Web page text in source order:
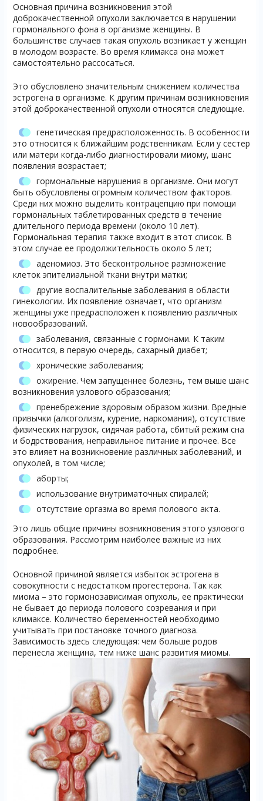
Основная причина возникновения этой
доброкачественной опухоли заключается в нарушении
гормонального фона в организме женщины. В
большинстве случаев такая опухоль возникает у женщин
в молодом возрасте. Во время климакса она может
самостоятельно рассосаться.
Это обусловлено значительным снижением количества
эстрогена в организме. К другим причинам возникновения
этой доброкачественной опухоли относятся следующие.
генетическая предрасположенность. В особенности
это относится к ближайшим родственникам. Если у сестер
или матери когда-либо диагностировали миому, шанс
появления возрастает;
гормональные нарушения в организме. Они могут
быть обусловлены огромным количеством факторов.
Среди них можно выделить контрацепцию при помощи
гормональных таблетированных средств в течение
длительного периода времени (около 10 лет).
Гормональная терапия также входит в этот список. В
этом случае ее продолжительность около 5 лет;
аденомиоз. Это бесконтрольное размножение
клеток эпителиальной ткани внутри матки;
другие воспалительные заболевания в области
гинекологии. Их появление означает, что организм
женщины уже предрасположен к появлению различных
новообразований.
заболевания, связанные с гормонами. К таким
относится, в первую очередь, сахарный диабет;
хронические заболевания;
ожирение. Чем запущеннее болезнь, тем выше шанс
возникновения узлового образования;
пренебрежение здоровым образом жизни. Вредные
привычки (алкоголизм, курение, наркомания), отсутствие
физических нагрузок, сидячая работа, сбитый режим сна
и бодрствования, неправильное питание и прочее. Все
это влияет на возникновение различных заболеваний, и
опухолей, в том числе;
аборты;
использование внутриматочных спиралей;
отсутствие оргазма во время полового акта.
Это лишь общие причины возникновения этого узлового
образования. Рассмотрим наиболее важные из них
подробнее.
Основной причиной является избыток эстрогена в
совокупности с недостатком прогестерона. Так как
миома – это гормонозависимая опухоль, ее практически
не бывает до периода полового созревания и при
климаксе. Количество беременностей необходимо
учитывать при постановке точного диагноза.
Зависимость здесь следующая: чем больше родов
перенесла женщина, тем ниже шанс развития миомы.